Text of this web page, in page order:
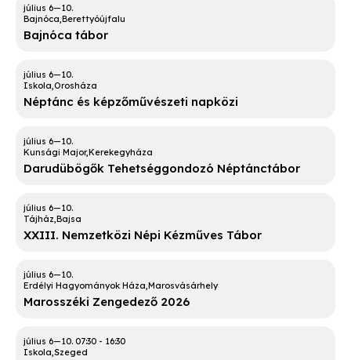
Bajnóca Berettyóújfalu
Bajnóca tábor
Iskola Orosháza
Néptánc és képzőművészeti napközi
Kunsági Major Kerekegyháza
Darudübögők Tehetséggondozó Néptánctábor
Tájház Bajsa
XXIII. Nemzetközi Népi Kézműves Tábor
Erdélyi Hagyományok Háza Marosvásárhely
Marosszéki Zengedező 2026
07:30 - 16:30
Iskola Szeged